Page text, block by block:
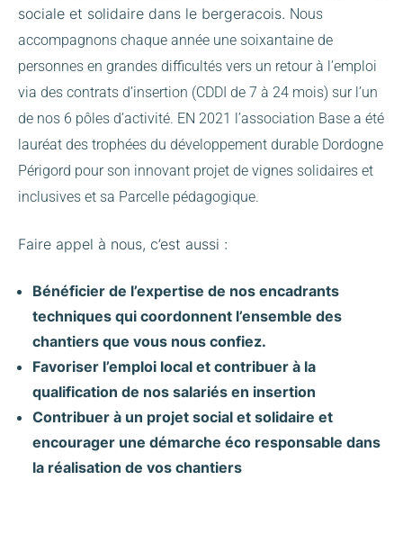
sociale et solidaire dans le bergeracois. Nous
accompagnons chaque année une soixantaine de
personnes en grandes difficultés vers un retour à l’emploi
via des contrats d’insertion (CDDI de 7 à 24 mois) sur l’un
de nos 6 pôles d’activité. EN 2021 l’association Base a été
lauréat des trophées du développement durable Dordogne
Périgord pour son innovant projet de vignes solidaires et
inclusives et sa Parcelle pédagogique.
Faire appel à nous, c’est aussi :
Bénéficier de l’expertise de nos encadrants
techniques qui coordonnent l’ensemble des
chantiers que vous nous confiez.
Favoriser l’emploi local et contribuer à la
qualification de nos salariés en insertion
Contribuer à un projet social et solidaire et
encourager une démarche éco responsable dans
la réalisation de vos chantiers